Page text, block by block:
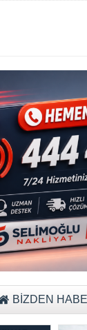
BİZDEN
Müşteri